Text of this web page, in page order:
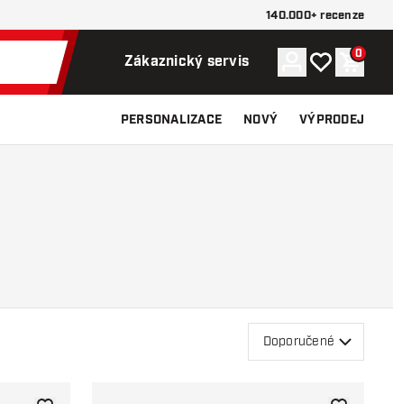
140.000+ recenze
Zákaznický servis ÚčetMůj seznam
0
PERSONALIZACE NOVÝ VÝPRODEJ
Doporučené